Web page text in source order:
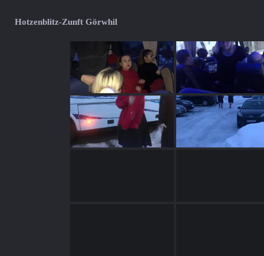
Hotzenblitz-Zunft Görwhil